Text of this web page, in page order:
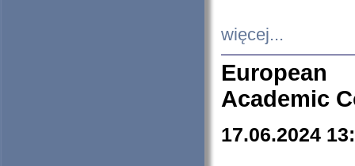
więcej...
European
Academic
17.06.2024